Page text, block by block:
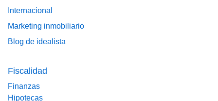
Internacional
Marketing inmobiliario
Blog de idealista
Fiscalidad
Finanzas
Hipotecas